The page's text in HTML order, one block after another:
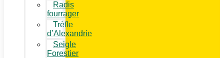
Radis
fourrager
Trèfle
d’Alexandrie
Seigle
Forestier